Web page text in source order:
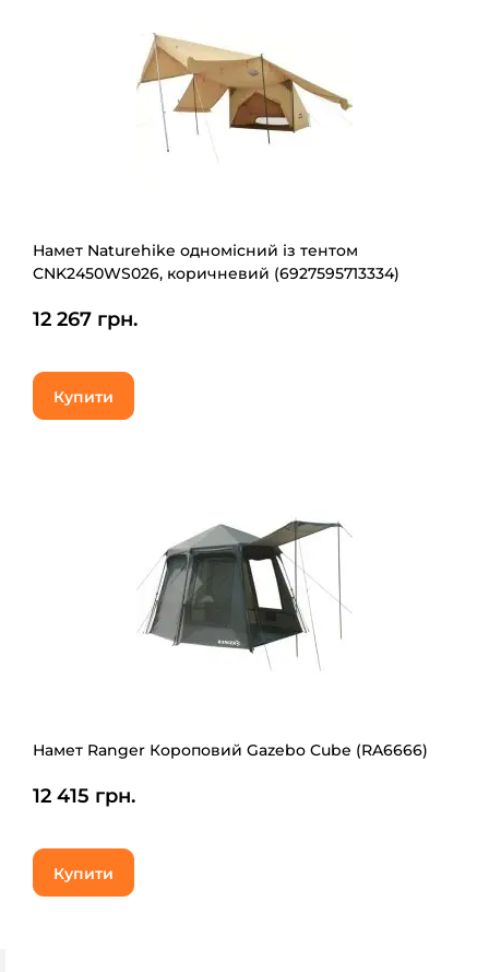
Намет Naturehike одномісний із тентом
CNK2450WS026, коричневий (6927595713334)
12 267 грн.
Купити
Намет Ranger Короповий Gazebo Cube (RA6666)
12 415 грн.
Купити